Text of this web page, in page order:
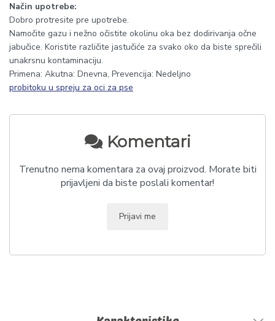
Način upotrebe:
Dobro protresite pre upotrebe.
Namočite gazu i nežno očistite okolinu oka bez dodirivanja očne
jabučice. Koristite različite jastučiće za svako oko da biste sprečili
unakrsnu kontaminaciju.
Primena: Akutna: Dnevna, Prevencija: Nedeljno
probitoku u spreju za oci za pse
Komentari
Trenutno nema komentara za ovaj proizvod. Morate biti
prijavljeni da biste poslali komentar!
Prijavi me